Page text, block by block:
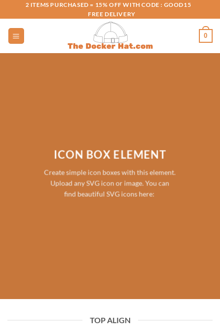
to
content
2 ITEMS PURCHASED = 15% OFF WITH CODE : GOOD15
FREE DELIVERY
0
ICON BOX ELEMENT
Create simple icon boxes with this element.
Upload any SVG icon or image. You can
find beautiful SVG icons here:
TOP ALIGN